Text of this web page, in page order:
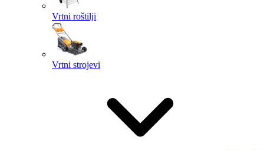
Vrtni roštilji
Vrtni strojevi